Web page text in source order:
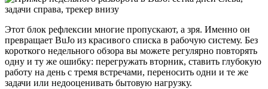
Этот блок рефлексии многие пропускают, а зря. Именно он
превращает BuJo из красивого списка в рабочую систему. Без
короткого недельного обзора вы можете регулярно повторять
одну и ту же ошибку: перегружать вторник, ставить глубокую
работу на день с тремя встречами, переносить одни и те же
задачи или недооценивать бытовую нагрузку.